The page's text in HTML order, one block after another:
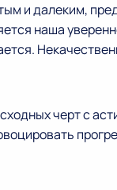
и далеким,
наша
черт с